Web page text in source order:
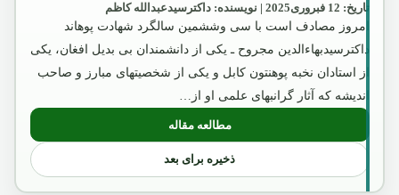
تاریخ: 12 فبروری2025 | نویسنده: داکترسیدعبدالله کاظم
امروز مصادف است با سی وششمین سالگرد شهادت پوهاند
داکترسیدبهاءالدین مجروح ـ یکی از دانشمندان بی بدیل افغان، یکی
از استادان نخبه پوهنتون کابل و یکی از شخصیتهای مبارز و صاحب
اندیشه که آثار گرانبهای علمی او از…
مطالعه مقاله: "اژدهای خودی" ـ اثر همشه ماندگار
ذخیره برای بعد